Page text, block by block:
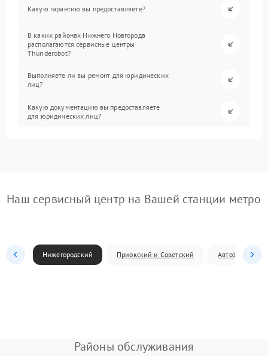
Какую гарантию вы предоставляете?
В каких районах Нижнего Новгорода
располагаются сервисные центры
Thunderobot?
Выполняете ли вы ремонт для юридических
лиц?
Какую документацию вы предоставляете
для юридических лиц?
Наш сервисный центр на Вашей станции метро
Нижегородский Приокский и Советский Автозаводский
Районы обслуживания